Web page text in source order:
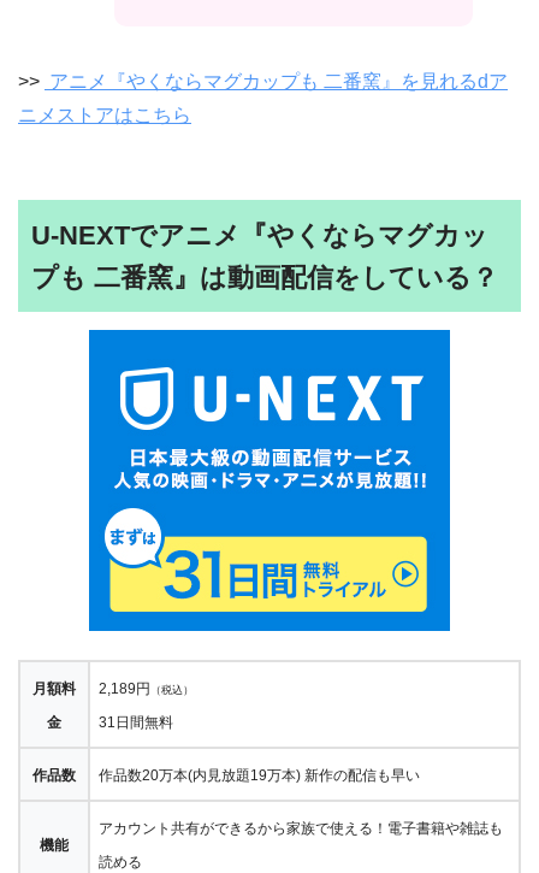
>> アニメ『やくならマグカップも 二番窯』を見れるdア
ニメストアはこちら
U-NEXTでアニメ『やくならマグカッ
プも 二番窯』は動画配信をしている？
月額料
金
2,189円 （税込）
31日間無料
作品数 作品数20万本(内見放題19万本) 新作の配信も早い
機能
アカウント共有ができるから家族で使える！電子書籍や雑誌も
読める